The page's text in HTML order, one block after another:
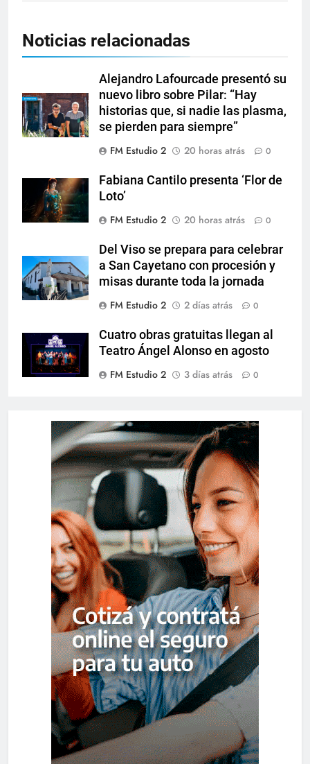
Noticias relacionadas
Alejandro Lafourcade presentó su
nuevo libro sobre Pilar: “Hay
historias que, si nadie las plasma,
se pierden para siempre”
FM Estudio 2
20 horas atrás 0
Fabiana Cantilo presenta ‘Flor de
Loto’
FM Estudio 2
20 horas atrás 0
Del Viso se prepara para celebrar
a San Cayetano con procesión y
misas durante toda la jornada
FM Estudio 2
2 días atrás 0
Cuatro obras gratuitas llegan al
Teatro Ángel Alonso en agosto
FM Estudio 2
3 días atrás 0